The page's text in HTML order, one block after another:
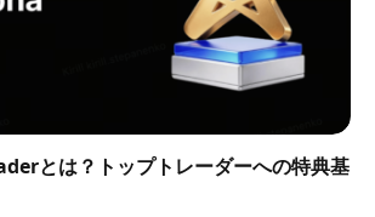
とは？トップトレーダーへの特典基